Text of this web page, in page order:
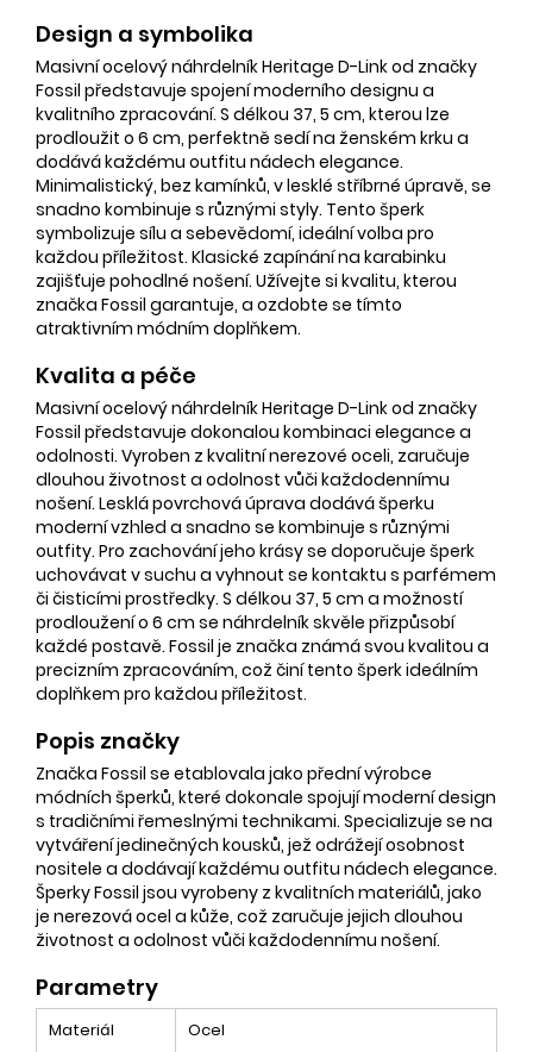
Design a symbolika
Masivní ocelový náhrdelník Heritage D-Link od značky
Fossil představuje spojení moderního designu a
kvalitního zpracování. S délkou 37, 5 cm, kterou lze
prodloužit o 6 cm, perfektně sedí na ženském krku a
dodává každému outfitu nádech elegance.
Minimalistický, bez kamínků, v lesklé stříbrné úpravě, se
snadno kombinuje s různými styly. Tento šperk
symbolizuje sílu a sebevědomí, ideální volba pro
každou příležitost. Klasické zapínání na karabinku
zajišťuje pohodlné nošení. Užívejte si kvalitu, kterou
značka Fossil garantuje, a ozdobte se tímto
atraktivním módním doplňkem.
Kvalita a péče
Masivní ocelový náhrdelník Heritage D-Link od značky
Fossil představuje dokonalou kombinaci elegance a
odolnosti. Vyroben z kvalitní nerezové oceli, zaručuje
dlouhou životnost a odolnost vůči každodennímu
nošení. Lesklá povrchová úprava dodává šperku
moderní vzhled a snadno se kombinuje s různými
outfity. Pro zachování jeho krásy se doporučuje šperk
uchovávat v suchu a vyhnout se kontaktu s parfémem
či čisticími prostředky. S délkou 37, 5 cm a možností
prodloužení o 6 cm se náhrdelník skvěle přizpůsobí
každé postavě. Fossil je značka známá svou kvalitou a
precizním zpracováním, což činí tento šperk ideálním
doplňkem pro každou příležitost.
Popis značky
Značka Fossil se etablovala jako přední výrobce
módních šperků, které dokonale spojují moderní design
s tradičními řemeslnými technikami. Specializuje se na
vytváření jedinečných kousků, jež odrážejí osobnost
nositele a dodávají každému outfitu nádech elegance.
Šperky Fossil jsou vyrobeny z kvalitních materiálů, jako
je nerezová ocel a kůže, což zaručuje jejich dlouhou
životnost a odolnost vůči každodennímu nošení.
Parametry
Materiál Ocel